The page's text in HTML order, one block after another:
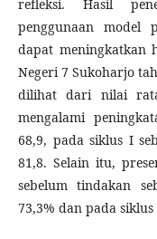
refleksi. Hasil
penggunaan model
dapat meningkatkan
Negeri 7 Sukoharjo
dilihat dari nilai
mengalami
68,9, pada siklus I
81,8. Selain itu,
sebelum tindakan
73,3% dan pada